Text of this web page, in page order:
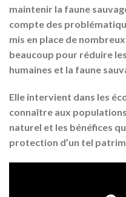
maintenir la faune
compte des
mis en place de
beaucoup pour réduire
humaines et la faune
Elle intervient dans les
connaître aux
naturel et les bénéfices
protection d’un tel